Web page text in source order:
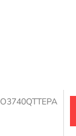
O3740QTTEPA